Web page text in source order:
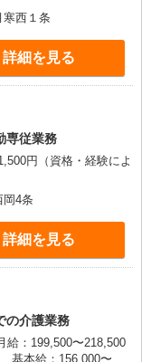
西１条
詳細を見る
専従業務
円（資格・経験によ
岡4条
詳細を見る
の介護業務
：199,500〜218,500
基本給：156,000〜